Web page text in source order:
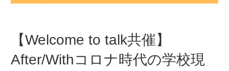
【Welcome to talk共催】
After/Withコロナ時代の学校現